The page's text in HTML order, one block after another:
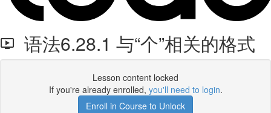
语法6.28.1 与“个”相关的格式
Lesson content locked
If you're already enrolled, you'll need to login.
Enroll in Course to Unlock